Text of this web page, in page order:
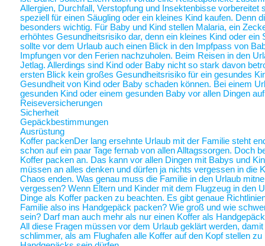
Allergien, Durchfall, Verstopfung und Insektenbisse
speziell für einen Säugling oder ein kleines Kind kaufen. Denn
besonders wichtig. Für Baby und Kind stellen Malaria, ein
erhöhtes Gesundheitsrisiko dar, denn ein kleines Kind oder
sollte vor dem Urlaub auch einen Blick in den Impfpass von
Impfungen vor den Ferien nachzuholen. Beim Reisen in den
Jetlag. Allerdings sind Kind oder Baby nicht so stark davon
ersten Blick kein großes Gesundheitsrisiko für ein gesundes
Gesundheit von Kind oder Baby schaden können. Bei einem
gesunden Kind oder einem gesunden Baby vor allen Dingen
Reiseversicherungen
Sicherheit
Gepäckbestimmungen
Ausrüstung
Koffer packenDer lang ersehnte Urlaub mit der Familie steht
schon auf ein paar Tage fernab von allen Alltagssorgen. Doch
Koffer packen an. Das kann vor allen Dingen mit Babys und
müssen an alles denken und dürfen ja nichts vergessen in die
Chaos enden. Was genau muss die Familie in den Urlaub
vergessen? Wenn Eltern und Kinder mit dem Flugzeug in den
Dinge als Koffer packen zu beachten. Es gibt genaue
Familie also ins Handgepäck packen? Wie groß und wie
sein? Darf man auch mehr als nur einen Koffer als
All diese Fragen müssen vor dem Urlaub geklärt werden,
schlimmer, als am Flughafen alle Koffer auf den Kopf stellen